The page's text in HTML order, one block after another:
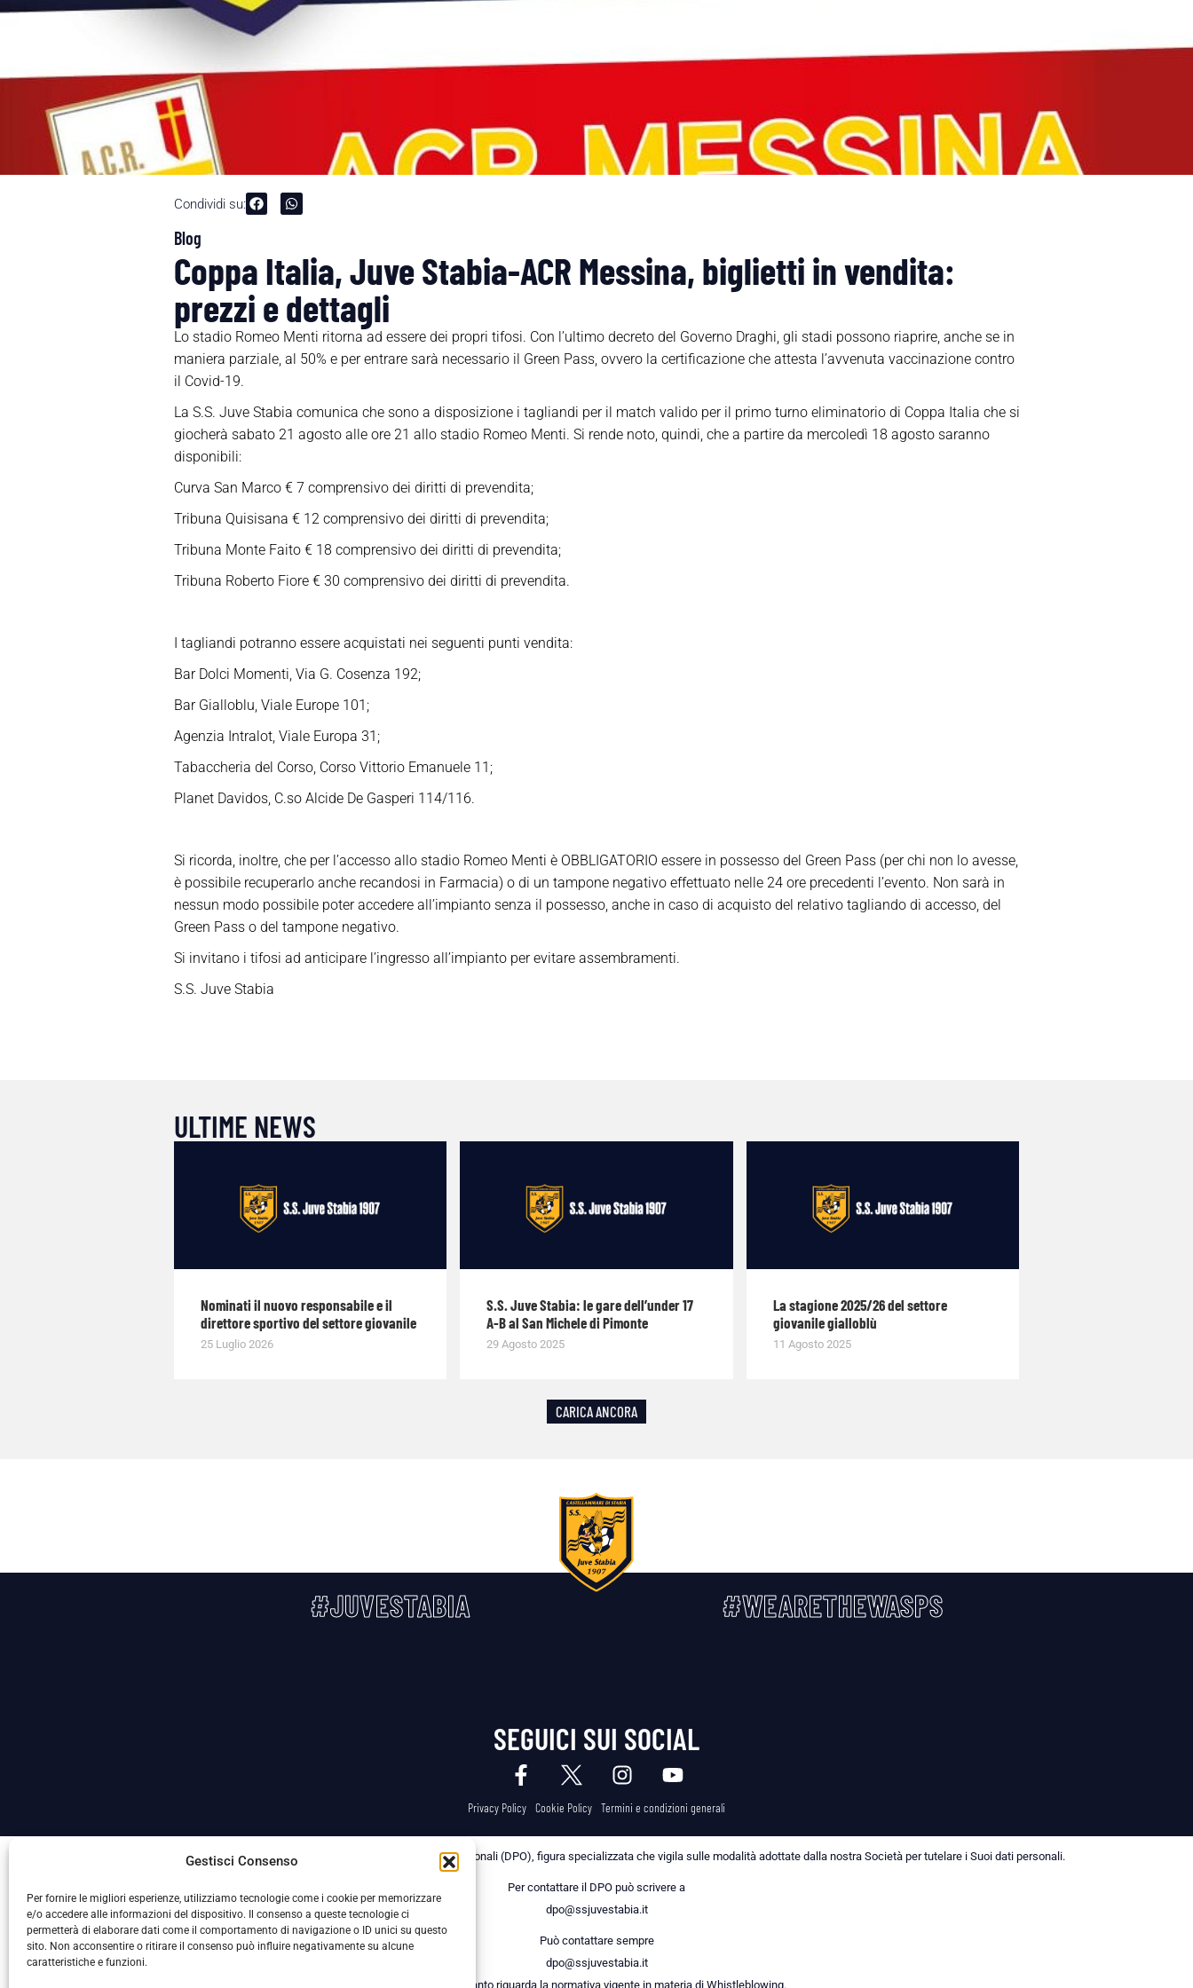
Gestisci Consenso
Per fornire le migliori esperienze, utilizziamo tecnologie come i cookie per memorizzare
e/o accedere alle informazioni del dispositivo. Il consenso a queste tecnologie ci
permetterà di elaborare dati come il comportamento di navigazione o ID unici su questo
sito. Non acconsentire o ritirare il consenso può influire negativamente su alcune
caratteristiche e funzioni.
Condividi su:
Blog
Coppa Italia, Juve Stabia-ACR Messina, biglietti in vendita:
prezzi e dettagli
Lo stadio Romeo Menti ritorna ad essere dei propri tifosi. Con l’ultimo decreto del Governo Draghi, gli stadi possono riaprire, anche se in
maniera parziale, al 50% e per entrare sarà necessario il Green Pass, ovvero la certificazione che attesta l’avvenuta vaccinazione contro
il Covid-19.
La S.S. Juve Stabia comunica che sono a disposizione i tagliandi per il match valido per il primo turno eliminatorio di Coppa Italia che si
giocherà sabato 21 agosto alle ore 21 allo stadio Romeo Menti. Si rende noto, quindi, che a partire da mercoledì 18 agosto saranno
disponibili:
Curva San Marco € 7 comprensivo dei diritti di prevendita;
Tribuna Quisisana € 12 comprensivo dei diritti di prevendita;
Tribuna Monte Faito € 18 comprensivo dei diritti di prevendita;
Tribuna Roberto Fiore € 30 comprensivo dei diritti di prevendita.
I tagliandi potranno essere acquistati nei seguenti punti vendita:
Bar Dolci Momenti, Via G. Cosenza 192;
Bar Gialloblu, Viale Europe 101;
Agenzia Intralot, Viale Europa 31;
Tabaccheria del Corso, Corso Vittorio Emanuele 11;
Planet Davidos, C.so Alcide De Gasperi 114/116.
Si ricorda, inoltre, che per l’accesso allo stadio Romeo Menti è OBBLIGATORIO essere in possesso del Green Pass (per chi non lo avesse,
è possibile recuperarlo anche recandosi in Farmacia) o di un tampone negativo effettuato nelle 24 ore precedenti l’evento. Non sarà in
nessun modo possibile poter accedere all’impianto senza il possesso, anche in caso di acquisto del relativo tagliando di accesso, del
Green Pass o del tampone negativo.
Si invitano i tifosi ad anticipare l’ingresso all’impianto per evitare assembramenti.
S.S. Juve Stabia
ULTIME NEWS
Nominati il nuovo responsabile e il
direttore sportivo del settore giovanile
25 Luglio 2026
S.S. Juve Stabia: le gare dell’under 17
A-B al San Michele di Pimonte
29 Agosto 2025
La stagione 2025/26 del settore
giovanile gialloblù
11 Agosto 2025
CARICA ANCORA
#JUVESTABIA #WEARETHEWASPS
SEGUICI SUI SOCIAL
Privacy Policy Cookie Policy Termini e condizioni generali
La Società ha nominato il Responsabile della Protezione dei Dati Personali (DPO), figura specializzata che vigila sulle modalità adottate dalla nostra Società per tutelare i Suoi dati personali.
Per contattare il DPO può scrivere a
dpo@ssjuvestabia.it
Può contattare sempre
dpo@ssjuvestabia.it
anche per quanto riguarda la normativa vigente in materia di Whistleblowing.